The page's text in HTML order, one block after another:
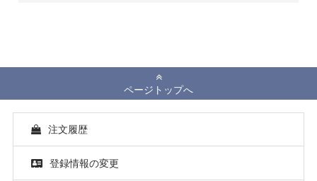
ページトップへ
注文履歴
登録情報の変更